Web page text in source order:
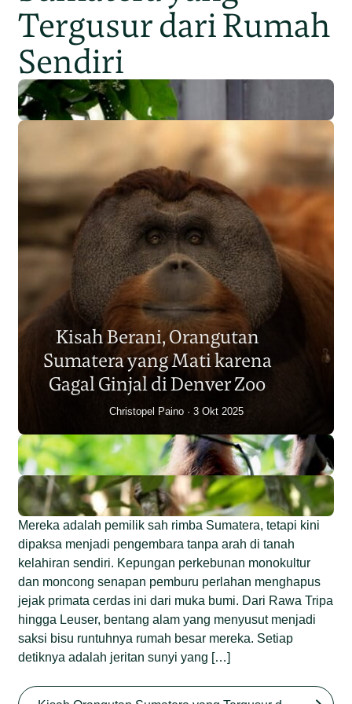
Tergusur dari Rumah
Sendiri
Populasi Orangutan
Sumatera Berkurang 2.700
Individu dalam Satu Dekade?
Junaidi Hanafiah 14 Jul 2026
Kisah Berani, Orangutan
Sumatera yang Mati karena
Gagal Ginjal di Denver Zoo
Christopel Paino 3 Okt 2025
Sumatera di Rawa Tripa
Mereka adalah pemilik sah rimba Sumatera, tetapi kini
dipaksa menjadi pengembara tanpa arah di tanah
kelahiran sendiri. Kepungan perkebunan monokultur
dan moncong senapan pemburu perlahan menghapus
jejak primata cerdas ini dari muka bumi. Dari Rawa Tripa
hingga Leuser, bentang alam yang menyusut menjadi
saksi bisu runtuhnya rumah besar mereka. Setiap
detiknya adalah jeritan sunyi yang […]